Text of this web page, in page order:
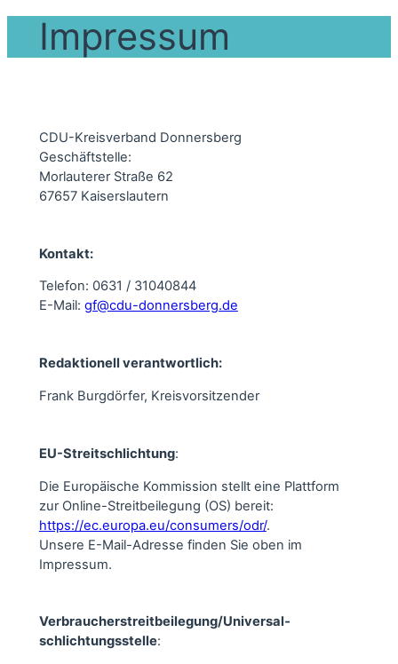
Impressum
CDU-Kreisverband Donnersberg
Geschäftstelle:
Morlauterer Straße 62
67657 Kaiserslautern
Kontakt:
Telefon: 0631 / 31040844
E-Mail: gf@cdu-donnersberg.de
Redaktionell verantwortlich:
Frank Burgdörfer, Kreisvorsitzender
EU-Streitschlichtung:
Die Europäische Kommission stellt eine Plattform
zur Online-Streitbeilegung (OS) bereit:
https://ec.europa.eu/consumers/odr/.
Unsere E-Mail-Adresse finden Sie oben im
Impressum.
Verbraucher­streit­beilegung/Universal­
schlichtungs­stelle: